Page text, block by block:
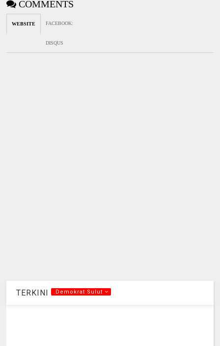
COMMENTS
WEBSITE FACEBOOK:
DISQUS
TERKINI .Demokrat Sulut